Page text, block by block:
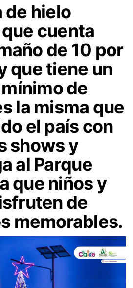
de hielo
cuenta
de 10 por
que tiene un
de
la misma que
el país con
shows y
al Parque
que niños y
de
memorables.